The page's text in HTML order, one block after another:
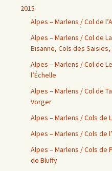
2015
Alpes – Marlens / Col de
Alpes – Marlens / Col de
Bisanne, Cols des
Alpes – Marlens / Col de
l’Échelle
Alpes – Marlens / Col de
Vorger
Alpes – Marlens / Cols de
Alpes – Marlens / Cols de
Alpes – Marlens / Cols
de Bluffy